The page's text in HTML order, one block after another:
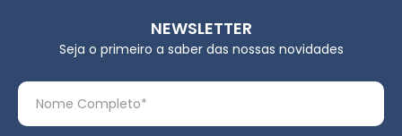
NEWSLETTER
Seja o primeiro a saber das nossas novidades